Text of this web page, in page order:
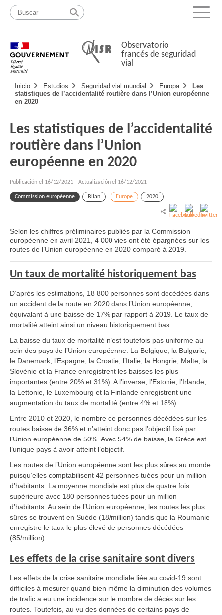
Pasar
contenido
Mapa
web
Menu
Observatorio
francés de seguridad
vial
Navigation
principale
Inicio Estudios Seguridad vial mundial Europa
Les
statistiques de l’accidentalité routière dans l’Union européenne
en 2020
Les statistiques de l’accidentalité
routière dans l’Union
européenne en 2020
Publicación el 16/12/2021 - Actualización el 16/12/2021
Commission européenne Bilan Europe 2020
Selon les chiffres préliminaires publiés par la Commission
européenne en avril 2021, 4 000 vies ont été épargnées sur les
routes de l’Union européenne en 2020 comparé à 2019.
Un taux de mortalité historiquement bas
D’après les estimations, 18 800 personnes sont décédées dans
un accident de la route en 2020 dans l’Union européenne,
équivalant à une baisse de 17% par rapport à 2019. Le taux de
mortalité atteint ainsi un niveau historiquement bas.
La baisse du taux de mortalité n’est toutefois pas uniforme au
sein des pays de l’Union européenne. La Belgique, la Bulgarie,
le Danemark, l’Espagne, la Croatie, l’Italie, la Hongrie, Malte, la
Slovénie et la France enregistrent les baisses les plus
importantes (entre 20% et 31%). A l’inverse, l’Estonie, l’Irlande,
la Lettonie, le Luxembourg et la Finlande enregistrent une
augmentation du taux de mortalité (entre 4% et 18%).
Entre 2010 et 2020, le nombre de personnes décédées sur les
routes baisse de 36% et n’atteint donc pas l’objectif fixé par
l’Union européenne de 50%. Avec 54% de baisse, la Grèce est
l’unique pays à avoir atteint l’objectif.
Les routes de l’Union européenne sont les plus sûres au monde
puisqu’elles comptabilisent 42 personnes tuées pour un million
d’habitants. La moyenne mondiale est plus de quatre fois
supérieure avec 180 personnes tuées pour un million
d’habitants. Au sein de l’Union européenne, les routes les plus
sûres se trouvent en Suède (18/million) tandis que la Roumanie
enregistre le taux le plus élevé de personnes décédées
(85/million).
Les effets de la crise sanitaire sont divers
Les effets de la crise sanitaire mondiale liée au covid-19 sont
difficiles à mesurer quand bien même la diminution des volumes
de trafic a eu une incidence sur le nombre de décès sur les
routes. Toutefois, au vu des données de certains pays de